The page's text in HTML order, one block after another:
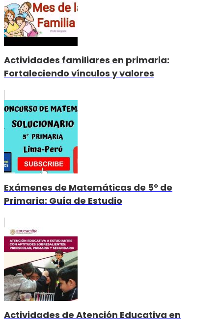
Actividades familiares en primaria:
Fortaleciendo vínculos y valores
Exámenes de Matemáticas de 5º de
Primaria: Guía de Estudio
Actividades de Atención Educativa en